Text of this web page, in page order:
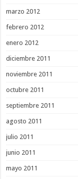
marzo 2012
febrero 2012
enero 2012
diciembre 2011
noviembre 2011
octubre 2011
septiembre 2011
agosto 2011
julio 2011
junio 2011
mayo 2011